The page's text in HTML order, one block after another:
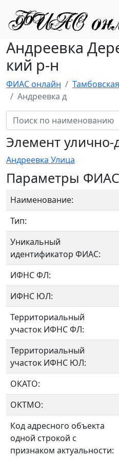
Андреевка
кий р-н
ФИАС онлайн
Андреевка д
Элемент
Андреевка Улица
Параметры ФИАС
Наименование:
Тип:
Уникальный
идентификатор ФИАС:
ИФНС ФЛ:
ИФНС ЮЛ:
Территориальный
участок ИФНС ФЛ:
Территориальный
участок ИФНС ЮЛ:
ОКАТО:
OKTMO:
Код адресного объекта
одной строкой с
признаком актуальности: